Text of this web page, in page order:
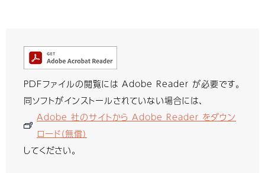
PDFファイルの閲覧には Adobe Reader が必要です。
同ソフトがインストールされていない場合には、
Adobe 社のサイトから Adobe Reader をダウン
ロード（無償）
してください。